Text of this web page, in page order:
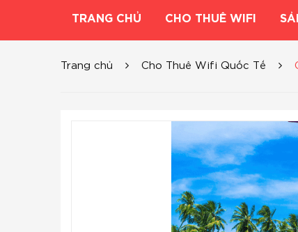
TRANG CHỦ CHO THUÊ WIFI
Trang chủ Cho Thuê Wifi Quốc Tế